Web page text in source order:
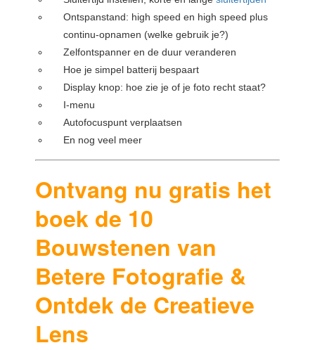
Ontspanstand: high speed en high speed plus
continu-opnamen (welke gebruik je?)
Zelfontspanner en de duur veranderen
Hoe je simpel batterij bespaart
Display knop: hoe zie je of je foto recht staat?
I-menu
Autofocuspunt verplaatsen
En nog veel meer
Ontvang nu gratis het
boek de 10
Bouwstenen van
Betere Fotografie &
Ontdek de Creatieve
Lens